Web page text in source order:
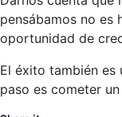
pensábamos no es
oportunidad de
El éxito también es
paso es cometer